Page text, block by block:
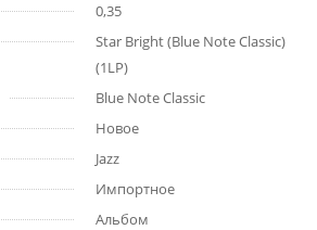
0,35
Star Bright (Blue Note Classic)
(1LP)
Blue Note Classic
Новое
Jazz
Импортное
Альбом